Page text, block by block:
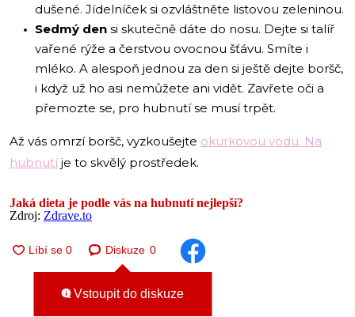
dušené. Jídelníček si ozvláštněte listovou zeleninou.
Sedmý den si skutečně dáte do nosu. Dejte si talíř
vařené rýže a čerstvou ovocnou šťávu. Smíte i
mléko. A alespoň jednou za den si ještě dejte boršč,
i když už ho asi nemůžete ani vidět. Zavřete oči a
přemozte se, pro hubnutí se musí trpět.
Až vás omrzí boršč, vyzkoušejte okurkovou vodu. Na
hubnutíje to skvělý prostředek.
Jaká dieta je podle vás na hubnutí nejlepší?
Zdroj: Zdrave.to
Diskuze 0
Vstoupit do diskuze